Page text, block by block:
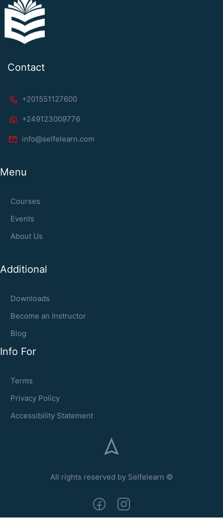
Contact
+201551127600
+249123009776
info@selfelearn.com
Menu
Courses
Events
About Us
Additional
Downloads
Become an Instructor
Blog
Info For
Terms
Privacy Policy
Accessibility Statement
All rights reserved by Selfelearn ©